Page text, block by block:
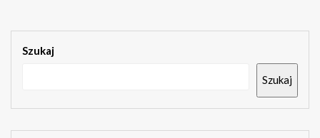
Szukaj
Szukaj